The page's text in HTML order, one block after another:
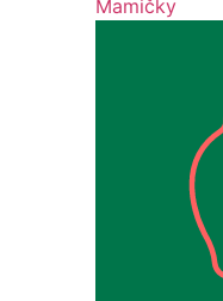
Mamičky